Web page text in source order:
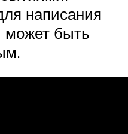
написания
может быть